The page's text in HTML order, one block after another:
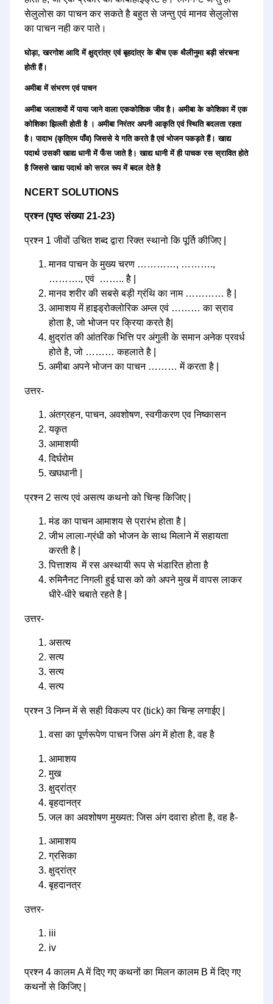
सेलुलोस का पाचन कर सकते है बहुत से जन्तु एवं मानव सेलुलोस
का पाचन नही कर पाते।
घोड़ा, खरगोश आदि में क्षुद्रांत्र एवं बृहदांत्र के बीच एक थैलीनुमा बड़ी संरचना
होती हैं।
अमीबा में संभरण एवं पाचन
अमीबा जलाशयों में पाया जाने वाला एककोशिक जीव है। अमीबा के कोशिका में एक
कोशिका झिल्ली होती है । अमीबा निरंतर अपनी आकृति एवं स्थिति बदलता रहता
है। पादाभ (कृत्रिम पाँव) जिससे ये गति करते है एवं भोजन पकड़ते हैं। खाद्य
पदार्थ उसकी खाद्य धानी में फँस जाते है। खाद्य धानी में ही पाचक रस स्रावित होते
है जिससे खाद्य पदार्थ को सरल रूप में बदल देते है
NCERT SOLUTIONS
प्रश्न (पृष्ठ संख्या 21-23)
प्रश्न 1 जीवों उचित शब्द द्वारा रिक्त स्थानो कि पूर्ति कीजिए |
मानव पाचन के मुख्य चरण …………, ……….,
………., एवं …….. है |
मानव शरीर की सबसे बड़ी ग्रंथि का नाम ………… है |
आमाशय में हाइड्रोक्लोरिक अम्ल एवं ……… का स्राव
होता है, जो भोजन पर क्रिया करते है|
क्षुद्रांत की आंतरिक भित्ति पर अंगुली के समान अनेक प्रवर्ध
होते है, जो ……… कहलाते है |
अमीबा अपने भोजन का पाचन ……… में करता है |
उत्तर-
अंतग्रहन, पाचन, अवशोषण, स्वगीकरण एव निष्कासन
यकृत
आमाशयी
दिर्घरोम
खघधानी |
प्रश्न 2 सत्य एवं असत्य कथनो को चिन्ह किजिए |
मंड का पाचन आमाशय से प्रारंभ होता है |
जीभ लाला-ग्रंधी को भोजन के साथ मिलाने में सहायता
करती है |
पित्ताशय में रस अस्थायी रूप से भंडारित होता है
रुमिनैनट निगली हुई घास को को अपने मुख में वापस लाकर
धीरे-धीरे चबाते रहते है |
उत्तर-
असत्य
सत्य
सत्य
सत्य
प्रश्न 3 निम्न में से सही विकल्प पर (tick) का चिन्ह लगाईए |
वसा का पूर्णरूपेण पाचन जिस अंग में होता है, वह है
आमाशय
मुख
क्षुद्रांत्र
बृहदानत्र
जल का अवशोषण मुख्यत: जिस अंग दवारा होता है, वह है-
आमाशय
ग्रसिका
क्षुद्रांत्र
बृहदानत्र
उत्तर-
iii
iv
प्रश्न 4 कालम A में दिए गए कथनों का मिलन कालम B में दिए गए
कथनों से किजिए |